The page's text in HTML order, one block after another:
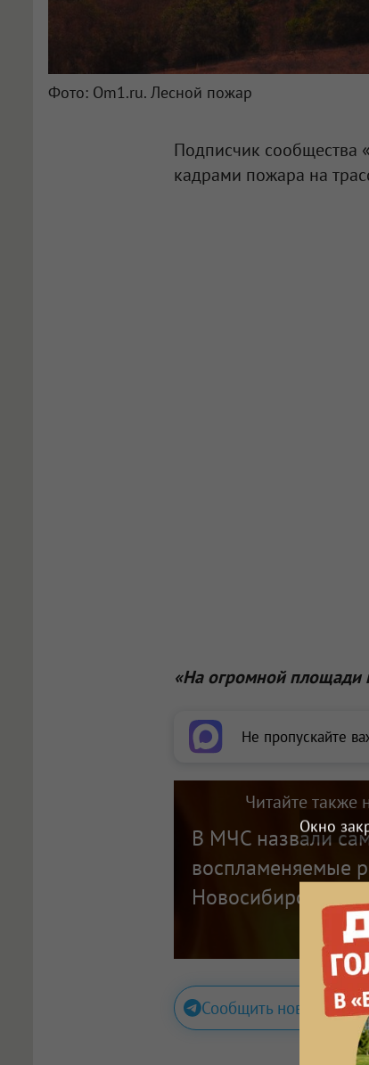
Фото: Om1.ru. Лесной пожар
Подписчик сообщества
кадрами пожара на
«На огромной площади
Не пропускайте
Читайте также
В МЧС назвали
воспламеняемые
Новосибирской
Сообщить новость
Окно